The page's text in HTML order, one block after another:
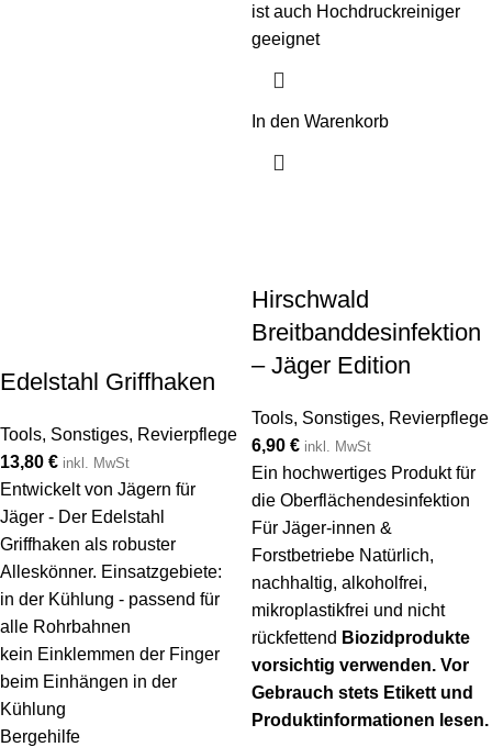
ist auch Hochdruckreiniger
geeignet
In den Warenkorb
Edelstahl Griffhaken
Tools, Sonstiges, Revierpflege
13,80 € inkl. MwSt
Entwickelt von Jägern für
Jäger - Der Edelstahl
Griffhaken als robuster
Alleskönner. Einsatzgebiete:
in der Kühlung - passend für
alle Rohrbahnen
kein Einklemmen der Finger
beim Einhängen in der
Kühlung
Bergehilfe
Hirschwald
Breitbanddesinfektion
– Jäger Edition
Tools, Sonstiges, Revierpflege
6,90 € inkl. MwSt
Ein hochwertiges Produkt für
die Oberflächendesinfektion
Für Jäger-innen &
Forstbetriebe Natürlich,
nachhaltig, alkoholfrei,
mikroplastikfrei und nicht
rückfettend Biozidprodukte
vorsichtig verwenden. Vor
Gebrauch stets Etikett und
Produktinformationen lesen.